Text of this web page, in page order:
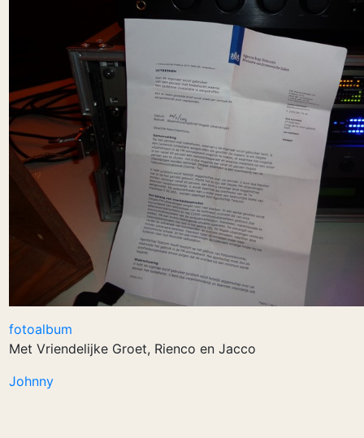
fotoalbum
Met Vriendelijke Groet, Rienco en Jacco
Johnny